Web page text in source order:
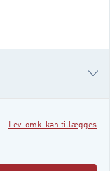
Lev. omk. kan tillægges